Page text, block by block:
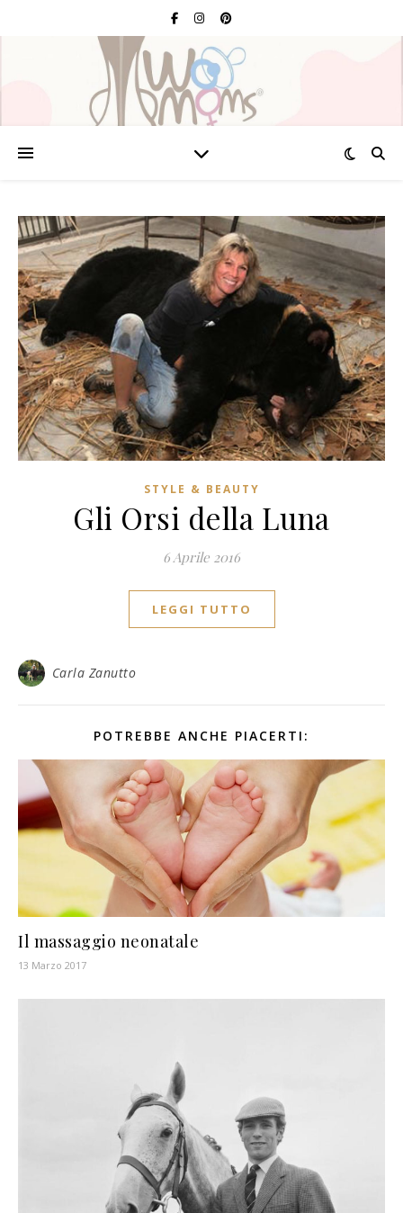
STYLE & BEAUTY
Gli Orsi della Luna
6 Aprile 2016
LEGGI TUTTO
Carla Zanutto
POTREBBE ANCHE PIACERTI:
Il massaggio neonatale
13 Marzo 2017